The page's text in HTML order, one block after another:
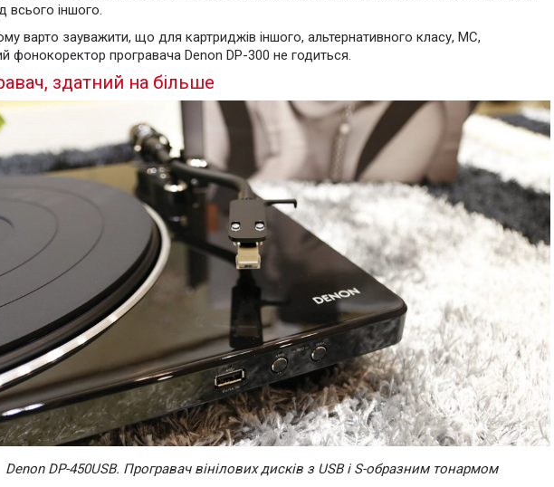
всього іншого.
варто зауважити, що для картриджів іншого, альтернативного класу, МС,
фонокоректор програвача Denon DP-300 не годиться.
здатний на більше
Denon DP-450USB. Програвач вінілових дисків з USB і S-образним тонармом